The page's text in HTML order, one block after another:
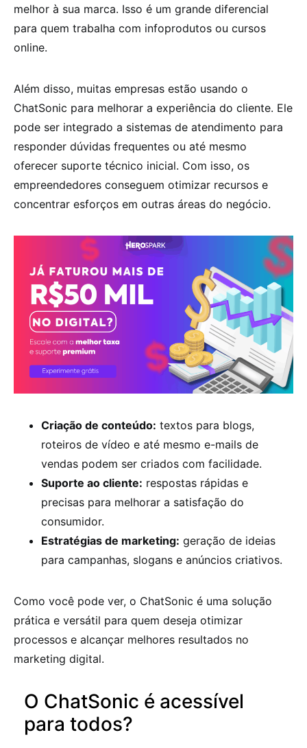
melhor à sua marca. Isso é um grande diferencial
para quem trabalha com infoprodutos ou cursos
online.
Além disso, muitas empresas estão usando o
ChatSonic para melhorar a experiência do cliente. Ele
pode ser integrado a sistemas de atendimento para
responder dúvidas frequentes ou até mesmo
oferecer suporte técnico inicial. Com isso, os
empreendedores conseguem otimizar recursos e
concentrar esforços em outras áreas do negócio.
Criação de conteúdo: textos para blogs,
roteiros de vídeo e até mesmo e-mails de
vendas podem ser criados com facilidade.
Suporte ao cliente: respostas rápidas e
precisas para melhorar a satisfação do
consumidor.
Estratégias de marketing: geração de ideias
para campanhas, slogans e anúncios criativos.
Como você pode ver, o ChatSonic é uma solução
prática e versátil para quem deseja otimizar
processos e alcançar melhores resultados no
marketing digital.
O ChatSonic é acessível
para todos?